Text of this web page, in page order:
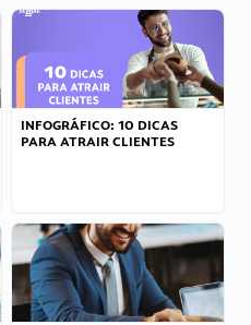
INFOGRÁFICO: 10 DICAS
PARA ATRAIR CLIENTES